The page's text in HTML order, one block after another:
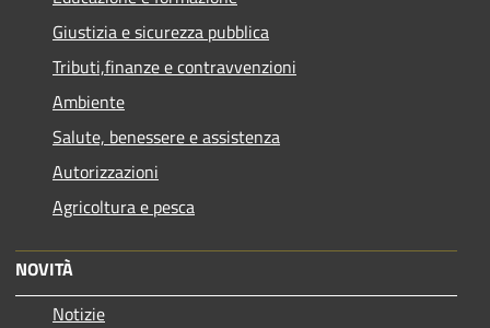
Giustizia e sicurezza pubblica
Tributi,finanze e contravvenzioni
Ambiente
Salute, benessere e assistenza
Autorizzazioni
Agricoltura e pesca
NOVITÀ
Notizie